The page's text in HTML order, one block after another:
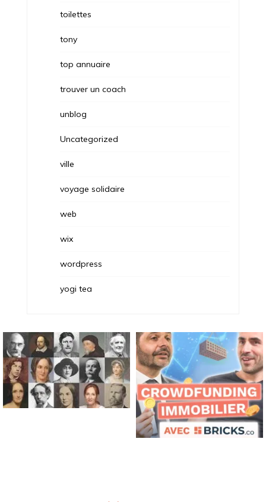
toilettes
tony
top annuaire
trouver un coach
unblog
Uncategorized
ville
voyage solidaire
web
wix
wordpress
yogi tea